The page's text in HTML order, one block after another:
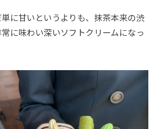
に甘いというよりも、抹茶本来の渋
に味わい深いソフトクリームになっ